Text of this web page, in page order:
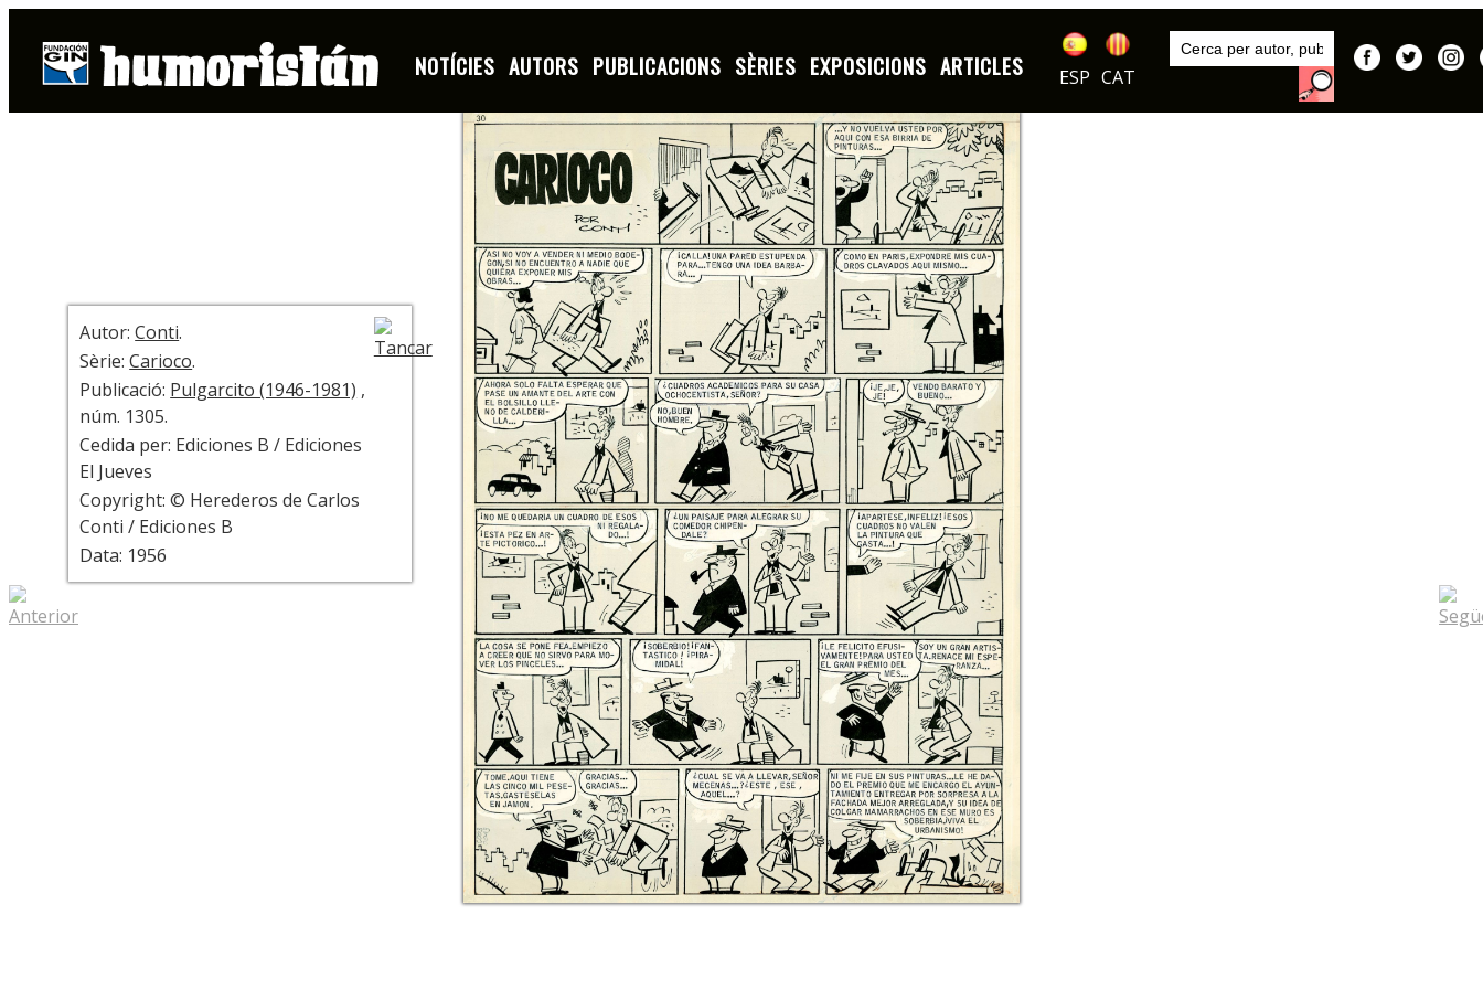
NOTÍCIES AUTORS PUBLICACIONS SÈRIES EXPOSICIONS ARTICLES ESP CAT
Sèries
Carioco
+ INFO
Autor:Conti.
Sèrie:Carioco.
Publicació: Pulgarcito (1946-1981) ,
núm. 1305.
Cedida per: Ediciones B / Ediciones
El Jueves
Copyright: © Herederos de Carlos
Conti / Ediciones B
Data: 1956